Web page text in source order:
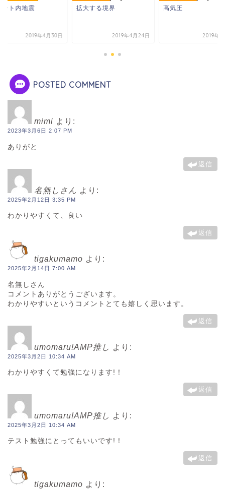
ート内地震
2019年4月30日
拡大する境界
2019年4月24日
高気圧
2019年7
POSTED COMMENT
mimi より:
2023年3月6日 2:07 PM
ありがと
返信
名無しさん より:
2025年2月12日 3:35 PM
わかりやすくて、良い
返信
tigakumamo より:
2025年2月14日 7:00 AM
名無しさん
コメントありがとうございます。
わかりやすいというコメントとても嬉しく思います。
返信
umomaru!AMP推し より:
2025年3月2日 10:34 AM
わかりやすくて勉強になります!！
返信
umomaru!AMP推し より:
2025年3月2日 10:34 AM
テスト勉強にとってもいいです!！
返信
tigakumamo より: